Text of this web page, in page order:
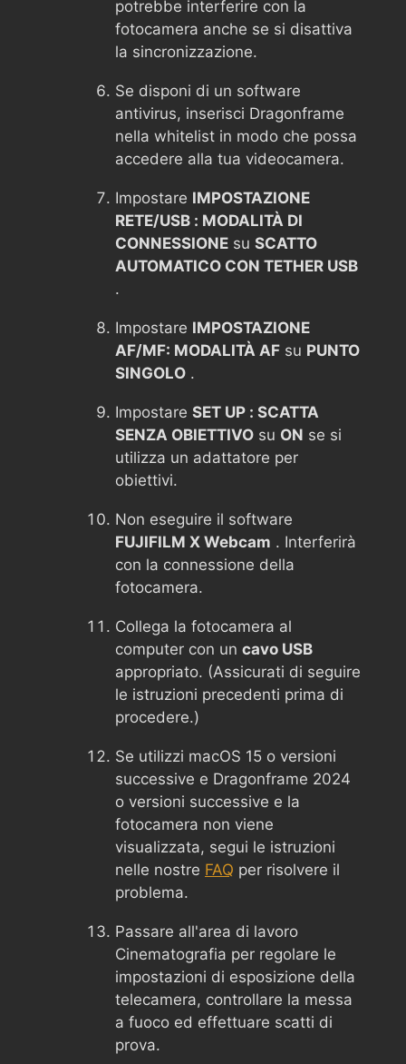
potrebbe interferire con la
fotocamera anche se si disattiva
la sincronizzazione.
Se disponi di un software
antivirus, inserisci Dragonframe
nella whitelist in modo che possa
accedere alla tua videocamera.
Impostare IMPOSTAZIONE
RETE/USB : MODALITÀ DI
CONNESSIONE su SCATTO
AUTOMATICO CON TETHER USB
.
Impostare IMPOSTAZIONE
AF/MF: MODALITÀ AF su PUNTO
SINGOLO .
Impostare SET UP : SCATTA
SENZA OBIETTIVO su ON se si
utilizza un adattatore per
obiettivi.
Non eseguire il software
FUJIFILM X Webcam . Interferirà
con la connessione della
fotocamera.
Collega la fotocamera al
computer con un cavo USB
appropriato. (Assicurati di seguire
le istruzioni precedenti prima di
procedere.)
Se utilizzi macOS 15 o versioni
successive e Dragonframe 2024
o versioni successive e la
fotocamera non viene
visualizzata, segui le istruzioni
nelle nostre FAQ per risolvere il
problema.
Passare all'area di lavoro
Cinematografia per regolare le
impostazioni di esposizione della
telecamera, controllare la messa
a fuoco ed effettuare scatti di
prova.